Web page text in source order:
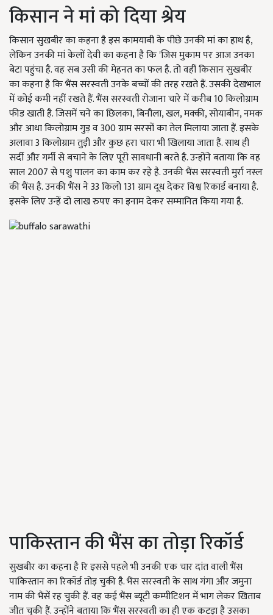
किसान ने मां को दिया श्रेय
किसान सुखबीर का कहना है इस कामयाबी के पीछे उनकी मां का हाथ है,
लेकिन उनकी मां केलों देवी का कहना है कि 'जिस मुकाम पर आज उनका
बेटा पहुंचा है. वह सब उसी की मेहनत का फल है. तो वहीं किसान सुखबीर
का कहना है कि भैंस सरस्वती उनके बच्चों की तरह रखते हैं. उसकी देखभाल
में कोई कमी नहीं रखते हैं. भैंस सरस्वती रोजाना चारे में करीब 10 किलोग्राम
फीड खाती है. जिसमें चने का छिलका, बिनौला, खल, मक्की, सोयाबीन, नमक
और आधा किलोग्राम गुड़ व 300 ग्राम सरसों का तेल मिलाया जाता हैं. इसके
अलावा 3 किलोग्राम तुड़ी और कुछ हरा चारा भी खिलाया जाता हैं. साथ ही
सर्दी और गर्मी से बचाने के लिए पूरी सावधानी बरते है. उन्होंने बताया कि वह
साल 2007 से पशु पालन का काम कर रहे है. उनकी भैंस सरस्वती मुर्रा नस्ल
की भैंस है. उनकी भैंस ने 33 किलो 131 ग्राम दूध देकर विश्व रिकार्ड बनाया है.
इसके लिए उन्हें दो लाख रुपए का इनाम देकर सम्मानित किया गया है.
पाकिस्तान की भैंस का तोड़ा रिकॉर्ड
सुखबीर का कहना है रि इससे पहले भी उनकी एक चार दांत वाली भैंस
पाकिस्तान का रिकॉर्ड तोड़ चुकी है. भैंस सरस्वती के साथ गंगा और जमुना
नाम की भैंसें रह चुकी हैं. वह कई भैंस ब्यूटी कम्पीटिशन में भाग लेकर खिताब
जीत चुकी हैं. उन्होंने बताया कि भैंस सरस्वती का ही एक कटड़ा है उसका